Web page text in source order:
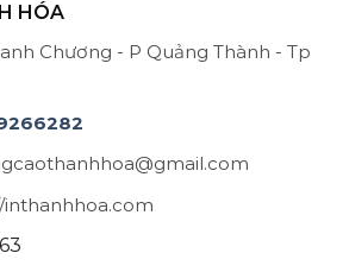
HÓA
Chương - P Quảng Thành - Tp